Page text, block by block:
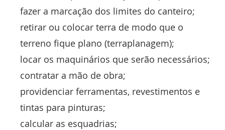
fazer a marcação dos limites do canteiro;
retirar ou colocar terra de modo que o
terreno fique plano (terraplanagem);
locar os maquinários que serão necessários;
contratar a mão de obra;
providenciar ferramentas, revestimentos e
tintas para pinturas;
calcular as esquadrias;